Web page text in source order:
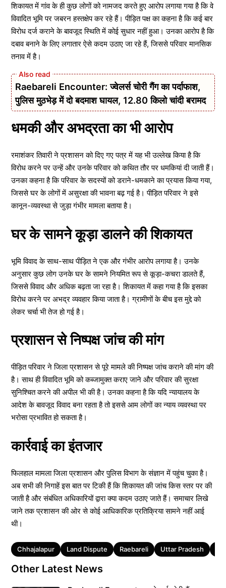
शिकायत में गांव के ही कुछ लोगों को नामजद करते हुए आरोप लगाया गया है कि वे
विवादित भूमि पर जबरन हस्तक्षेप कर रहे हैं। पीड़ित पक्ष का कहना है कि कई बार
विरोध दर्ज कराने के बावजूद स्थिति में कोई सुधार नहीं हुआ। उनका आरोप है कि
दबाव बनाने के लिए लगातार ऐसे कदम उठाए जा रहे हैं, जिससे परिवार मानसिक
तनाव में है।
Raebareli Encounter: ज्वेलर्स चोरी गैंग का पर्दाफाश,
पुलिस मुठभेड़ में दो बदमाश घायल, 12.80 किलो चांदी बरामद
धमकी और अभद्रता का भी आरोप
रमाशंकर तिवारी ने प्रशासन को दिए गए पत्र में यह भी उल्लेख किया है कि
विरोध करने पर उन्हें और उनके परिवार को कथित तौर पर धमकियां दी जाती हैं।
उनका कहना है कि परिवार के सदस्यों को डराने-धमकाने का प्रयास किया गया,
जिससे घर के लोगों में असुरक्षा की भावना बढ़ गई है। पीड़ित परिवार ने इसे
कानून-व्यवस्था से जुड़ा गंभीर मामला बताया है।
घर के सामने कूड़ा डालने की शिकायत
भूमि विवाद के साथ-साथ पीड़ित ने एक और गंभीर आरोप लगाया है। उनके
अनुसार कुछ लोग उनके घर के सामने नियमित रूप से कूड़ा-कचरा डालते हैं,
जिससे विवाद और अधिक बढ़ता जा रहा है। शिकायत में कहा गया है कि इसका
विरोध करने पर अभद्र व्यवहार किया जाता है। ग्रामीणों के बीच इस मुद्दे को
लेकर चर्चा भी तेज हो गई है।
प्रशासन से निष्पक्ष जांच की मांग
पीड़ित परिवार ने जिला प्रशासन से पूरे मामले की निष्पक्ष जांच कराने की मांग की
है। साथ ही विवादित भूमि को कब्जामुक्त कराए जाने और परिवार की सुरक्षा
सुनिश्चित करने की अपील भी की है। उनका कहना है कि यदि न्यायालय के
आदेश के बावजूद विवाद बना रहता है तो इससे आम लोगों का न्याय व्यवस्था पर
भरोसा प्रभावित हो सकता है।
कार्रवाई का इंतजार
फिलहाल मामला जिला प्रशासन और पुलिस विभाग के संज्ञान में पहुंच चुका है।
अब सभी की निगाहें इस बात पर टिकी हैं कि शिकायत की जांच किस स्तर पर की
जाती है और संबंधित अधिकारियों द्वारा क्या कदम उठाए जाते हैं। समाचार लिखे
जाने तक प्रशासन की ओर से कोई आधिकारिक प्रतिक्रिया सामने नहीं आई
थी।
Tags
Chhajalapur Land Dispute Raebareli Uttar Pradesh
Other Latest News